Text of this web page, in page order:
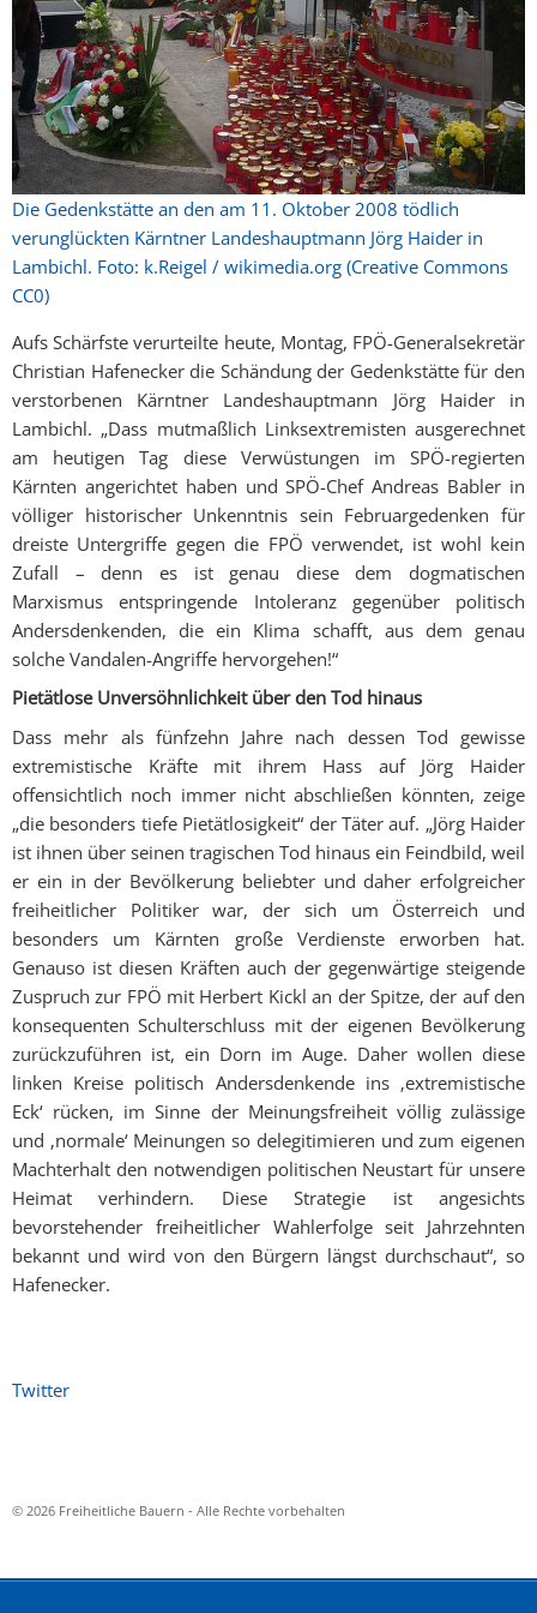
Die Gedenkstätte an den am 11. Oktober 2008 tödlich
verunglückten Kärntner Landeshauptmann Jörg Haider in
Lambichl. Foto: k.Reigel / wikimedia.org (Creative Commons
CC0)
Aufs Schärfste verurteilte heute, Montag, FPÖ-Generalsekretär
Christian Hafenecker die Schändung der Gedenkstätte für den
verstorbenen Kärntner Landeshauptmann Jörg Haider in
Lambichl. „Dass mutmaßlich Linksextremisten ausgerechnet
am heutigen Tag diese Verwüstungen im SPÖ-regierten
Kärnten angerichtet haben und SPÖ-Chef Andreas Babler in
völliger historischer Unkenntnis sein Februargedenken für
dreiste Untergriffe gegen die FPÖ verwendet, ist wohl kein
Zufall – denn es ist genau diese dem dogmatischen
Marxismus entspringende Intoleranz gegenüber politisch
Andersdenkenden, die ein Klima schafft, aus dem genau
solche Vandalen-Angriffe hervorgehen!“
Pietätlose Unversöhnlichkeit über den Tod hinaus
Dass mehr als fünfzehn Jahre nach dessen Tod gewisse
extremistische Kräfte mit ihrem Hass auf Jörg Haider
offensichtlich noch immer nicht abschließen könnten, zeige
„die besonders tiefe Pietätlosigkeit“ der Täter auf. „Jörg Haider
ist ihnen über seinen tragischen Tod hinaus ein Feindbild, weil
er ein in der Bevölkerung beliebter und daher erfolgreicher
freiheitlicher Politiker war, der sich um Österreich und
besonders um Kärnten große Verdienste erworben hat.
Genauso ist diesen Kräften auch der gegenwärtige steigende
Zuspruch zur FPÖ mit Herbert Kickl an der Spitze, der auf den
konsequenten Schulterschluss mit der eigenen Bevölkerung
zurückzuführen ist, ein Dorn im Auge. Daher wollen diese
linken Kreise politisch Andersdenkende ins ‚extremistische
Eck‘ rücken, im Sinne der Meinungsfreiheit völlig zulässige
und ‚normale‘ Meinungen so delegitimieren und zum eigenen
Machterhalt den notwendigen politischen Neustart für unsere
Heimat verhindern. Diese Strategie ist angesichts
bevorstehender freiheitlicher Wahlerfolge seit Jahrzehnten
bekannt und wird von den Bürgern längst durchschaut“, so
Hafenecker.
Twitter
© 2026 Freiheitliche Bauern - Alle Rechte vorbehalten